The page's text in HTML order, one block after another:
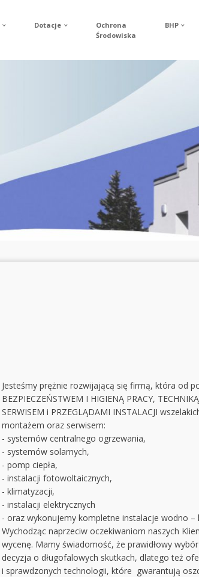
Dotacje
Ochrona
Środowiska
BHP
Jesteśmy prężnie rozwijającą się firmą, która od
BEZPIECZEŃSTWEM I HIGIENĄ PRACY,
SERWISEM i PRZEGLĄDAMI INSTALACJI
montażem oraz serwisem:
- systemów centralnego ogrzewania,
- systemów solarnych,
- pomp ciepła,
- instalacji fotowoltaicznych,
- klimatyzacji,
- instalacji elektrycznych
- oraz wykonujemy kompletne instalacje wodno –
Wychodząc naprzeciw oczekiwaniom naszych
wycenę. Mamy świadomość, że prawidłowy
decyzja o długofalowych skutkach, dlatego też
i sprawdzonych technologii, które gwarantują